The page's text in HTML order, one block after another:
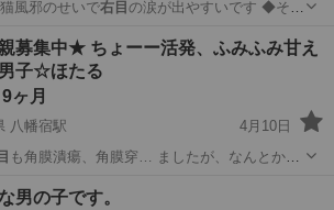
風邪のせいで右目 の涙が出やすいです ◆その
猫 ワクチン
募集中★ ちょーー活発、ふみふみ甘え
子☆ほたる
ヶ月
八幡宿駅
4月10日
も角膜潰瘍、角膜穿… ましたが、なんとか右
宿駅 猫
男の子です。